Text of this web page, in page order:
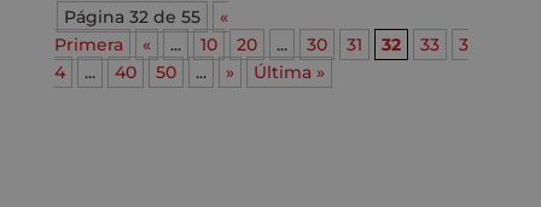
Página 32 de 55
«
Primera
« ... 10 20 ... 30 31 32 33
3
4
... 40 50 ... » Última »